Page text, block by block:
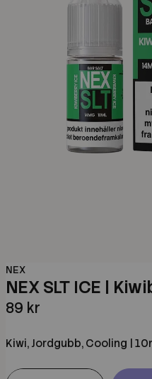
NEX
NEX SLT ICE |
89 kr
Kiwi, Jordgubb, Cooling |